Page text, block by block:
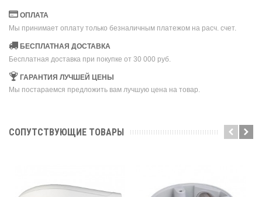
ОПЛАТА
Мы принимает оплату только безналичным платежом на расч. счет.
БЕСПЛАТНАЯ ДОСТАВКА
Бесплатная доставка при покупке от 30 000 руб.
ГАРАНТИЯ ЛУЧШЕЙ ЦЕНЫ
Мы постараемся предложить вам лучшую цена на товар.
СОПУТСТВУЮЩИЕ ТОВАРЫ